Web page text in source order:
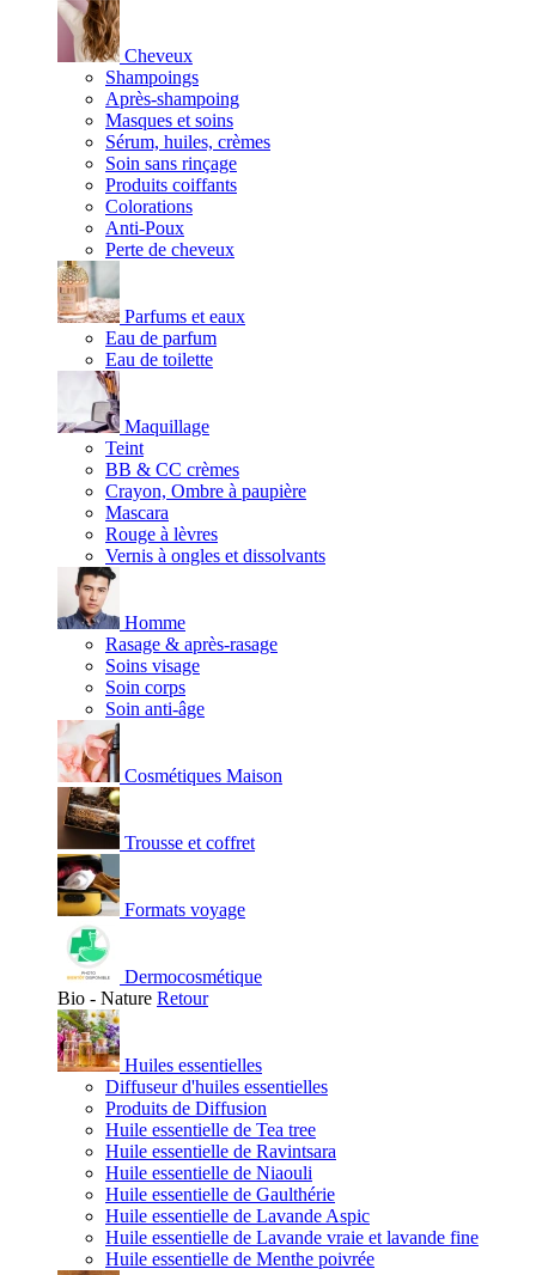
Cheveux
Shampoings
Après-shampoing
Masques et soins
Sérum, huiles, crèmes
Soin sans rinçage
Produits coiffants
Colorations
Anti-Poux
Perte de cheveux
Parfums et eaux
Eau de parfum
Eau de toilette
Maquillage
Teint
BB & CC crèmes
Crayon, Ombre à paupière
Mascara
Rouge à lèvres
Vernis à ongles et dissolvants
Homme
Rasage & après-rasage
Soins visage
Soin corps
Soin anti-âge
Cosmétiques Maison
Trousse et coffret
Formats voyage
Dermocosmétique
Bio - Nature Retour
Huiles essentielles
Diffuseur d'huiles essentielles
Produits de Diffusion
Huile essentielle de Tea tree
Huile essentielle de Ravintsara
Huile essentielle de Niaouli
Huile essentielle de Gaulthérie
Huile essentielle de Lavande Aspic
Huile essentielle de Lavande vraie et lavande fine
Huile essentielle de Menthe poivrée